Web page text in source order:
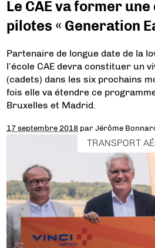
Le CAE va former
pilotes « Generation
Partenaire de longue date de la
l’école CAE devra constituer un
(cadets) dans les six prochains
fois elle va étendre ce
Bruxelles et Madrid.
17 septembre 2018 parJérôme
TRANSPORT